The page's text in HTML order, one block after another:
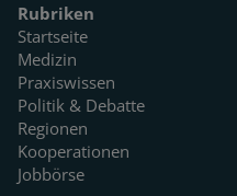
Rubriken
Startseite
Medizin
Praxiswissen
Politik & Debatte
Regionen
Kooperationen
Jobbörse